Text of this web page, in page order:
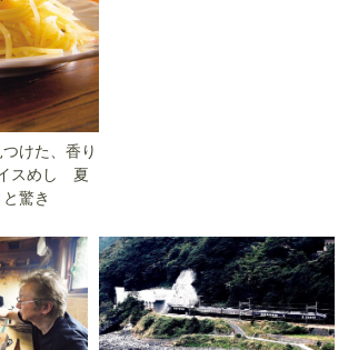
けた、香り
スめし 夏
驚き